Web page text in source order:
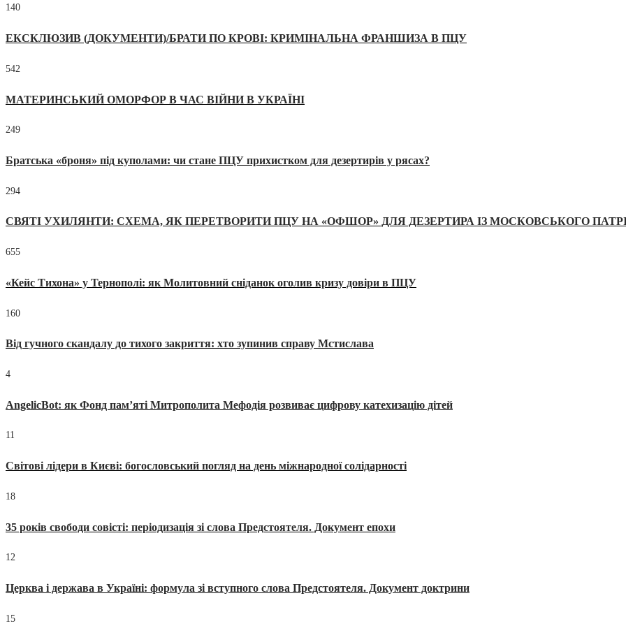
140
ЕКСКЛЮЗИВ (ДОКУМЕНТИ)/БРАТИ ПО КРОВІ: КРИМІНАЛЬНА ФРАНШИЗА В ПЦУ
542
МАТЕРИНСЬКИЙ ОМОРФОР В ЧАС ВІЙНИ В УКРАЇНІ
249
Братська «броня» під куполами: чи стане ПЦУ прихистком для дезертирів у рясах?
294
СВЯТІ УХИЛЯНТИ: СХЕМА, ЯК ПЕРЕТВОРИТИ ПЦУ НА «ОФШОР» ДЛЯ ДЕЗЕРТИРА ІЗ МОСКОВСЬКОГО
655
«Кейс Тихона» у Тернополі: як Молитовний сніданок оголив кризу довіри в ПЦУ
160
Від гучного скандалу до тихого закриття: хто зупинив справу Мстислава
4
AngelicBot: як Фонд пам’яті Митрополита Мефодія розвиває цифрову катехизацію дітей
11
Світові лідери в Києві: богословський погляд на день міжнародної солідарності
18
35 років свободи совісті: періодизація зі слова Предстоятеля. Документ епохи
12
Церква і держава в Україні: формула зі вступного слова Предстоятеля. Документ доктрини
15